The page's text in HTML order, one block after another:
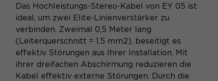
Das Hochleistungs-Stereo-Kabel von EY 05 ist
ideal, um zwei Elite-Linienverstärker zu
verbinden. Zweimal 0,5 Meter lang
(Leiterquerschnitt = 1,5 mm2), beseitigt es
effektiv Störungen aus Ihrer Installation. Mit
ihrer dreifachen Abschirmung reduzieren die
Kabel effektiv externe Störungen. Durch die